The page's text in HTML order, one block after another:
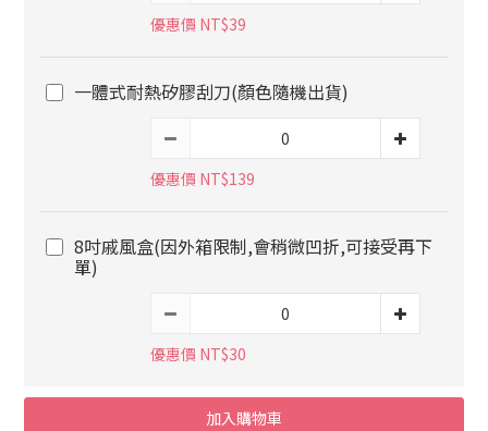
優惠價 NT$39
一體式耐熱矽膠刮刀(顏色隨機出貨)
優惠價 NT$139
8吋戚風盒(因外箱限制,會稍微凹折,可接受再下
單)
優惠價 NT$30
加入購物車